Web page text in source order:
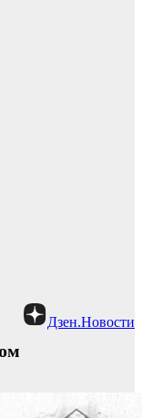
Дзен.Новости